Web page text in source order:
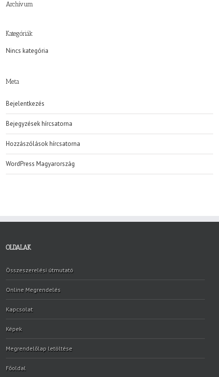
Archívum
Kategóriák
Nincs kategória
Meta
Bejelentkezés
Bejegyzések hírcsatorna
Hozzászólások hírcsatorna
WordPress Magyarország
OLDALAK
Összeszerelési útmutató
Online Megrendelés
Kapcsolat
Képek
Megrendelőlap letöltése
Főoldal